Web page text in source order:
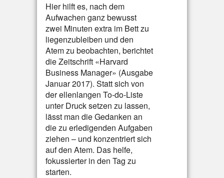
Hier hilft es, nach dem
Aufwachen ganz bewusst
zwei Minuten extra im Bett zu
liegenzubleiben und den
Atem zu beobachten, berichtet
die Zeitschrift «Harvard
Business Manager» (Ausgabe
Januar 2017). Statt sich von
der ellenlangen To-do-Liste
unter Druck setzen zu lassen,
lässt man die Gedanken an
die zu erledigenden Aufgaben
ziehen – und konzentriert sich
auf den Atem. Das helfe,
fokussierter in den Tag zu
starten.